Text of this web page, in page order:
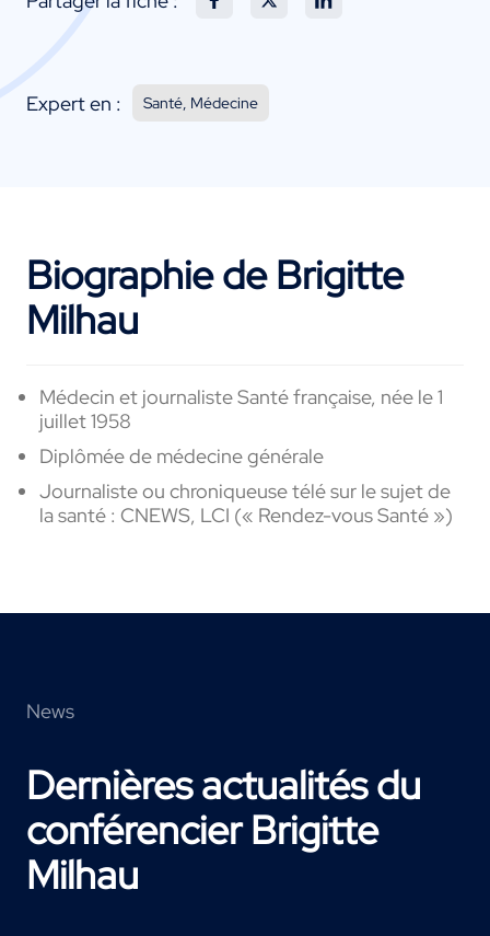
Expert en : Santé, Médecine
Biographie de Brigitte
Milhau
Médecin et journaliste Santé française, née le1
juillet1958
Diplômée de médecine générale
Journaliste ou chroniqueuse télé sur le sujet de
la santé : CNEWS, LCI (« Rendez-vous Santé »)
News
Dernières actualités du
conférencier Brigitte
Milhau